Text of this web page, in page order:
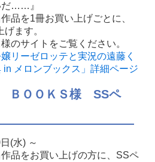
だ……』
品を1冊お買い上げごとに、
ます。
のサイトをご覧ください。
リーゼロッテと実況の遠藤く
in メロンブックス」詳細ページ
ＢＯＯＫＳ様 SSペ
(水) ～
品をお買い上げの方に、SSペ